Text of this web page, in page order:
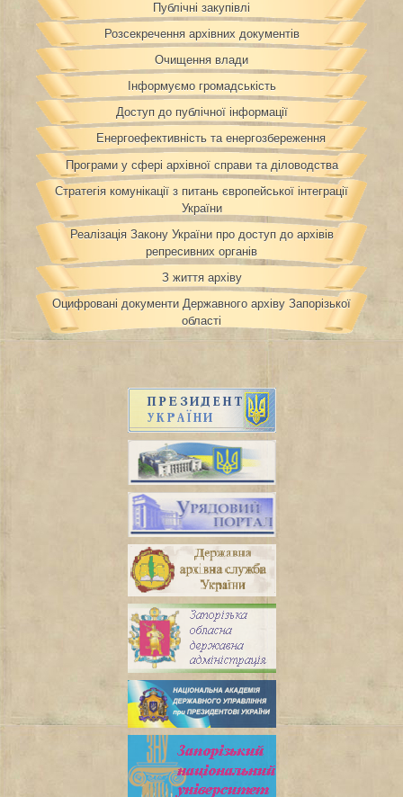
Публічні закупівлі
Розсекречення архівних документів
Очищення влади
Інформуємо громадськість
Доступ до публічної інформації
Енергоефективність та енергозбереження
Програми у сфері архівної справи та діловодства
Стратегія комунікації з питань європейської інтеграції
України
Реалізація Закону України про доступ до архівів
репресивних органів
З життя архіву
Оцифровані документи Державного архіву Запорізької
області